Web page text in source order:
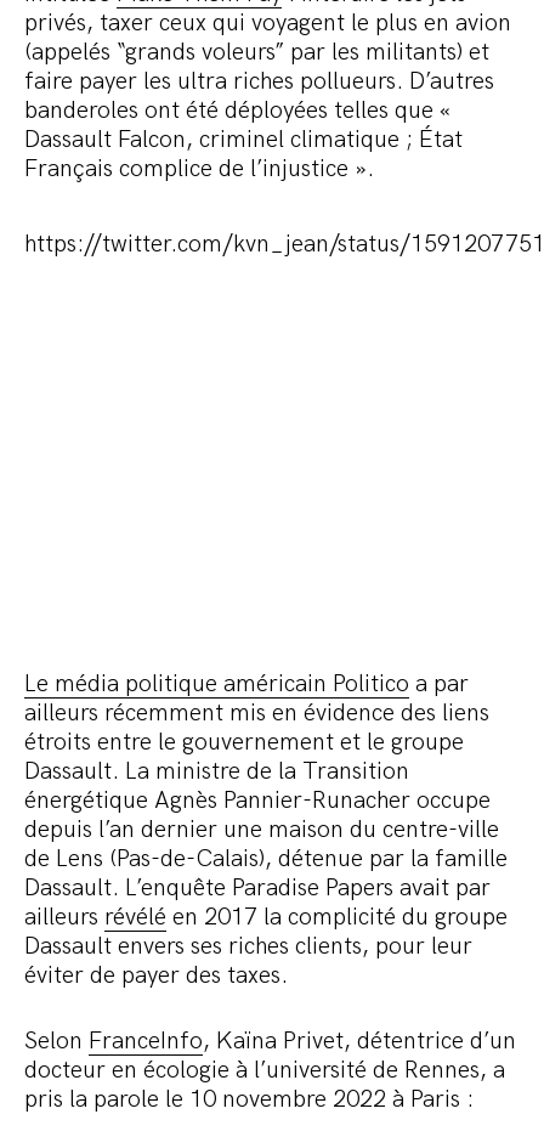
privés, taxer ceux qui voyagent le plus en avion
(appelés “grands voleurs” par les militants) et
faire payer les ultra riches pollueurs. D’autres
banderoles ont été déployées telles que «
Dassault Falcon, criminel climatique ; État
Français complice de l’injustice ».
https://twitter.com/kvn_jean/status/
Le média politique américain Politico a par
ailleurs récemment mis en évidence des liens
étroits entre le gouvernement et le groupe
Dassault. La ministre de la Transition
énergétique Agnès Pannier-Runacher occupe
depuis l’an dernier une maison du centre-ville
de Lens (Pas-de-Calais), détenue par la famille
Dassault. L’enquête Paradise Papers avait par
ailleurs révélé en 2017 la complicité du groupe
Dassault envers ses riches clients, pour leur
éviter de payer des taxes.
Selon FranceInfo, Kaïna Privet, détentrice d’un
docteur en écologie à l’université de Rennes, a
pris la parole le 10 novembre 2022 à Paris :